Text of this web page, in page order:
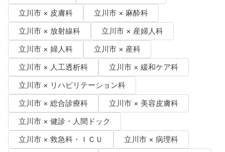
立川市 × 皮膚科
立川市 × 麻酔科
立川市 × 放射線科
立川市 × 産婦人科
立川市 × 婦人科
立川市 × 産科
立川市 × 人工透析科
立川市 × 緩和ケア科
立川市 × リハビリテーション科
立川市 × 総合診療科
立川市 × 美容皮膚科
立川市 × 健診・人間ドック
立川市 × 救急科・ＩＣＵ
立川市 × 病理科